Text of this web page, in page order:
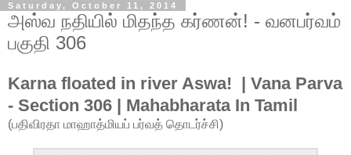
Saturday, October 11, 2014
அஸ்வ நதியில் மிதந்த கர்ணன்! - வனபர்வம்
பகுதி 306
Karna floated in river Aswa! | Vana Parva
- Section 306 | Mahabharata In Tamil
(பதிவிரதா மாஹாத்மியப் பர்வத் தொடர்ச்சி)